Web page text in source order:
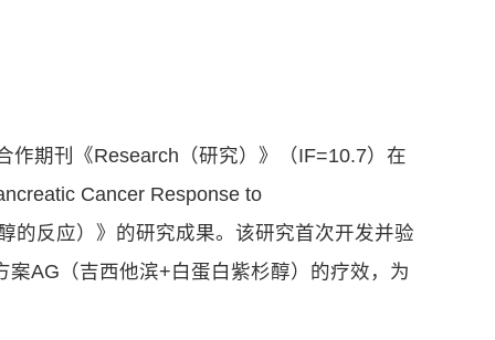
作期刊《Research（研究）》（IF=10.7）在
Cancer Response to
的反应）》的研究成果。该研究首次开发并验
AG（吉西他滨+白蛋白紫杉醇）的疗效，为